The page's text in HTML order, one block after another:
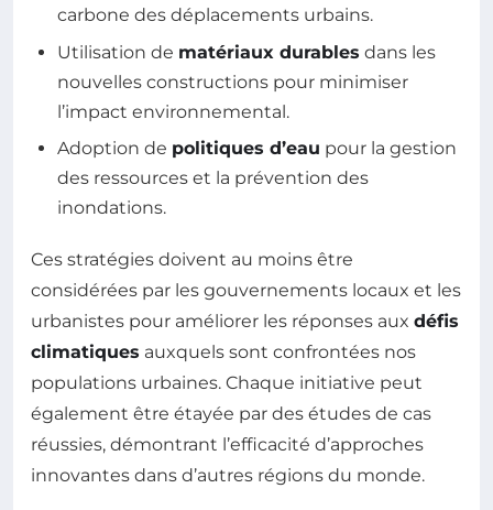
carbone des déplacements urbains.
Utilisation de matériaux durables dans les
nouvelles constructions pour minimiser
l’impact environnemental.
Adoption de politiques d’eau pour la gestion
des ressources et la prévention des
inondations.
Ces stratégies doivent au moins être
considérées par les gouvernements locaux et les
urbanistes pour améliorer les réponses aux défis
climatiques auxquels sont confrontées nos
populations urbaines. Chaque initiative peut
également être étayée par des études de cas
réussies, démontrant l’efficacité d’approches
innovantes dans d’autres régions du monde.